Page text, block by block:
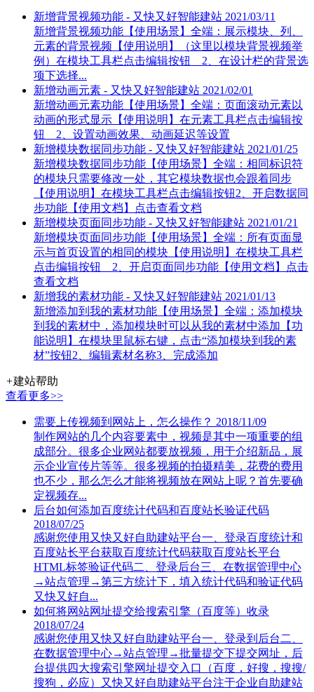
新增背景视频功能 - 又快又好智能建站 2021/03/11
新增背景视频功能【使用场景】全端：展示模块、列、
元素的背景视频【使用说明】（这里以模块背景视频举
例）在模块工具栏点击编辑按钮 2、在设计栏的背景选
项下选择...
新增动画元素 - 又快又好智能建站 2021/02/01
新增动画元素功能【使用场景】全端：页面滚动元素以
动画的形式显示【使用说明】在元素工具栏点击编辑按
钮 2、设置动画效果、动画延迟等设置
新增模块数据同步功能 - 又快又好智能建站 2021/01/25
新增模块数据同步功能【使用场景】全端：相同标识符
的模块只需要修改一处，其它模块数据也会跟着同步
【使用说明】在模块工具栏点击编辑按钮2、开启数据同
步功能【使用文档】点击查看文档
新增模块页面同步功能 - 又快又好智能建站 2021/01/21
新增模块页面同步功能【使用场景】全端：所有页面显
示与首页设置的相同的模块【使用说明】在模块工具栏
点击编辑按钮 2、开启页面同步功能【使用文档】点击
查看文档
新增我的素材功能 - 又快又好智能建站 2021/01/13
新增添加到我的素材功能【使用场景】全端：添加模块
到我的素材中，添加模块时可以从我的素材中添加【功
能说明】在模块里鼠标右键，点击“添加模块到我的素
材”按钮2、编辑素材名称3、完成添加
+建站帮助
查看更多>>
需要上传视频到网站上，怎么操作？ 2018/11/09
制作网站的几个内容要素中，视频是其中一项重要的组
成部分。很多企业网站都要放视频，用于介绍新品，展
示企业宣传片等等。很多视频的拍摄精美，花费的费用
也不少，那么怎么才能将视频放在网站上呢？首先要确
定视频存...
后台如何添加百度统计代码和百度站长验证代码
2018/07/25
感谢您使用又快又好自助建站平台一、登录百度统计和
百度站长平台获取百度统计代码获取百度站长平台
HTML标签验证代码二、登录后台三、在数据管理中心
→站点管理→第三方统计下，填入统计代码和验证代码
又快又好自...
如何将网站网址提交给搜索引擎（百度等）收录
2018/07/24
感谢您使用又快又好自助建站平台一、登录到后台二、
在数据管理中心→站点管理→批量提交下提交网址，后
台提供四大搜索引擎网址提交入口（百度，好搜，搜搜/
搜狗，必应）又快又好自助建站平台注于企业自助建站